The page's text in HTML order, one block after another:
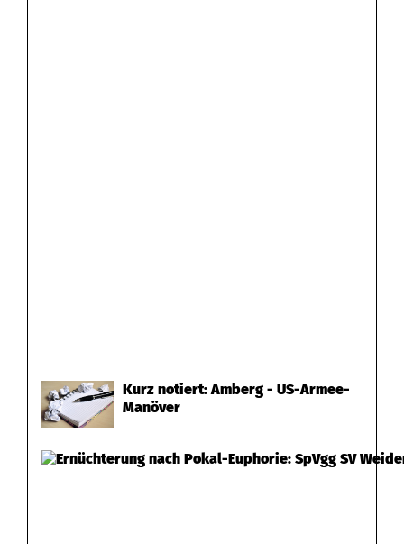
Kurz notiert: Amberg - US-Armee-
Manöver